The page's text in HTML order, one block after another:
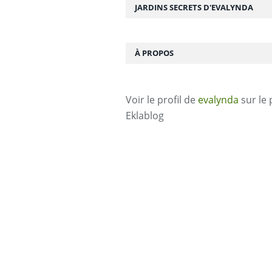
JARDINS SECRETS D'EVALYNDA
À PROPOS
Voir le profil de evalynda sur le
Eklablog